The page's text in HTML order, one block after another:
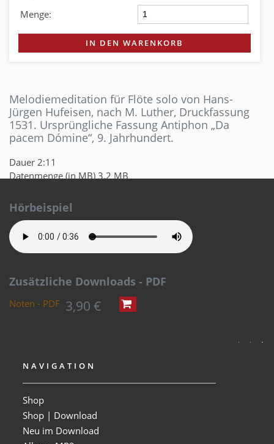
Menge:
IN DEN WARENKORB
Melodiemeditation für Flöte solo von Hans-
Jürgen Hufeisen, nach M. Luther, Druckfassung
1531. Ursprüngliche Fassung Antiphon „Da
pacem Dómine“, 9. Jahrhundert.
Dauer 2:11
Datenmenge (in MB)3,2 MB
Hörbeispiel
Zusätzliche Downloads - PDF
Noten - PDF 3,90 €
NAVIGATION
Shop
Shop | Download
Neu im Download